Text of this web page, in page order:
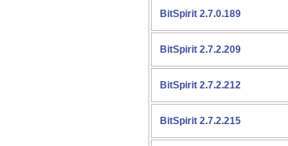
BitSpirit 2.7.0.189
BitSpirit 2.7.2.209
BitSpirit 2.7.2.212
BitSpirit 2.7.2.215